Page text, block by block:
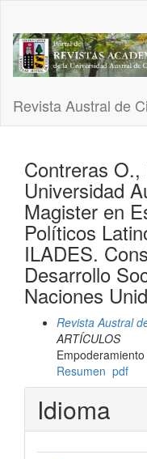
Contenido
principal
Barra
Revista Austral de
Contreras
Universidad
Magister en
Políticos
ILADES.
Desarrollo
Naciones
Revista Austral
ARTÍCULOS
Resumen pdf
Idioma